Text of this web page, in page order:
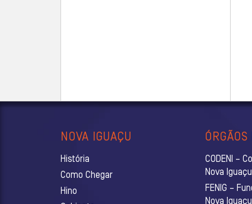
NOVA IGUAÇU
História
Como Chegar
Hino
CODENI –
Nova Iguaçu
FENIG –
Nova Iguaçu